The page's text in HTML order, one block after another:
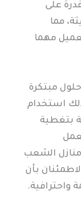
على
مما
مهما
مبتكرة
استخدام
بتغطية
منازل الشعب
بأن